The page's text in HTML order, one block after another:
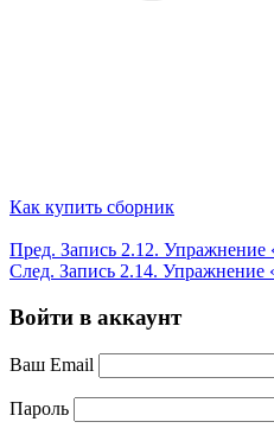
Как купить сборник
Пред. Запись 2.12. Упражнение
След. Запись 2.14. Упражнение
Войти в аккаунт
Ваш Email
Пароль